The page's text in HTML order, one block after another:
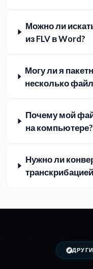
Можно ли
из FLV в Word?
Могу ли я
несколько
Почему мой
на компьютере?
Нужно ли